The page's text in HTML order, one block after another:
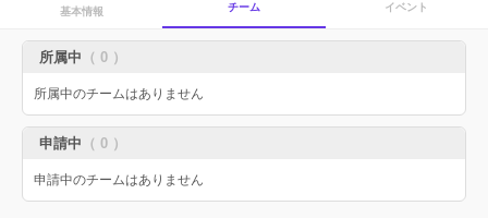
基本情報 チーム イベント
所属中 （ 0 ）
所属中のチームはありません
申請中 （ 0 ）
申請中のチームはありません